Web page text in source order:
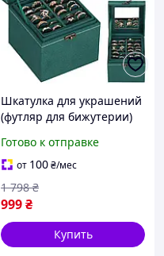
Шкатулка для украшений
(футляр для бижутерии)
HA1048
Готово к отправке
от 100₴/мес
999₴
1 798 ₴
Купить